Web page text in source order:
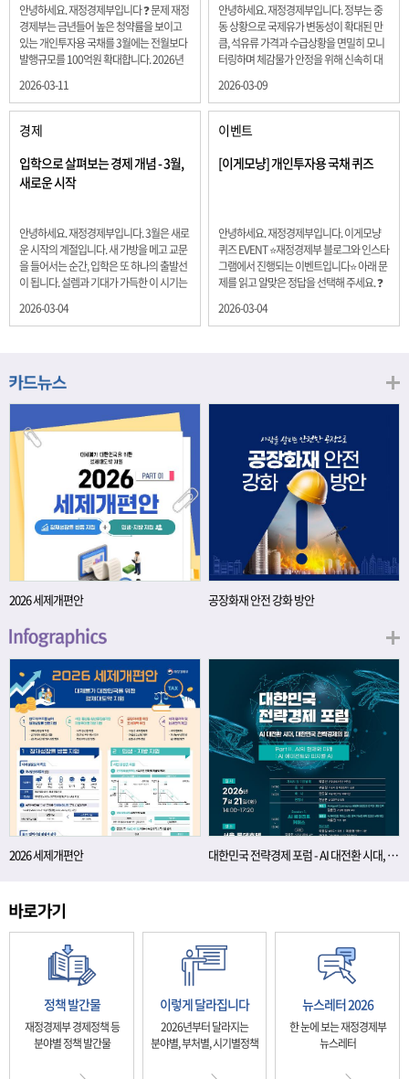
안녕하세요. 재정경제부입니다 ❓ 문제 재정
경제부는 금년들어 높은 청약률을 보이고
있는 개인투자용 국채를 3월에는 전월보다
발행규모를 100억원 확대합니다. 2026년
5년물 600억원, 10년물 900억원, 20년물
300억원입니다. 그렇다면 3월 개인투자용
국채의 총 발행 예정 금액은 얼마일까요??
보기 ① 1,600억원 ② 1,700억원 ③ 1,800
억원 ④ 2,000억원 정답 : 1,800억원 참여해
주신 모든 분들 감사합니다! 당첨자분들에
게는 지난 이벤트 블로그 게시글에 비밀댓
전달드립니다.
2026-03-11
안녕하세요. 재정경제부입니다. 정부는 중
동 상황으로 국제유가 변동성이 확대된 만
큼, 석유류 가격과 수급상황을 면밀히 모니
터링하며 체감물가 안정을 위해 신속히 대
료품과 에너지를 제외하고 추세적 흐름을
보여주는 근원물가는 2.3% 상승 향후 지정
학적 요인, 기상여건 등 불확실성이 있는 만
큼, 정부는 체감물가 안정을 위해 총력을 다
할 계획입니다. 특히, 최근 중동 상황으로 국
제유가 변동성이 확대된 만큼, 석유류 가격･
다.
2026-03-09
경제
입학으로 살펴보는 경제 개념 - 3월,
새로운 시작
안녕하세요. 재정경제부입니다. 3월은 새로
운 시작의 계절입니다. 새 가방을 메고 교문
을 들어서는 순간, 입학은 또 하나의 출발선
이 됩니다. 설렘과 기대가 가득한 이 시기는
래를 준비하는 첫 걸음이기도 합니다. 입학
니다. 배움이 쌓이는 시간, 인적자본 학교에
가는 과정입니다. 수업을 통해 배우는 전공
지식, 친구들과의 협업, 다양한 활동 속에서
얻는 문제 해결 경험은 모두 개인의 역량으
로 축적됩니다. 경제학에서는 이.......
2026-03-04
이벤트
[이게모냥] 개인투자용 국채 퀴즈
안녕하세요. 재정경제부입니다. 이게모냥
퀴즈 EVENT ⭐재정경제부 블로그와 인스타
그램에서 진행되는 이벤트입니다⭐ 아래 문
제를 읽고 알맞은 정답을 선택해 주세요. ❓
을 보이고 있는 개인투자용 국채를 3월에는
20년물 300억원입니다. 그렇다면 3월 개인
1,800억원 ④ 2,000억원 이벤트 안내 응모
기간: 2026년 3월 4일(수) ~ 3월 9일(월) 경
품: 커피쿠폰 (60명) 참여.......
2026-03-04
2026 세제개편안 공장화재 안전 강화 방안
2026 세제개편안 대한민국 전략경제 포럼 - AI 대전환 시대, 대한민국 전략경제의 길
정책 발간물
재정경제부 경제정책 등
분야별 정책 발간물
이렇게 달라집니다
2026년부터 달라지는
분야별, 부처별, 시기별정책
뉴스레터 2026
한 눈에 보는 재정경제부
뉴스레터